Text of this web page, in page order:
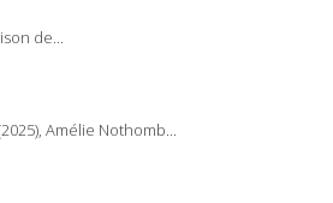
de...
Amélie Nothomb...